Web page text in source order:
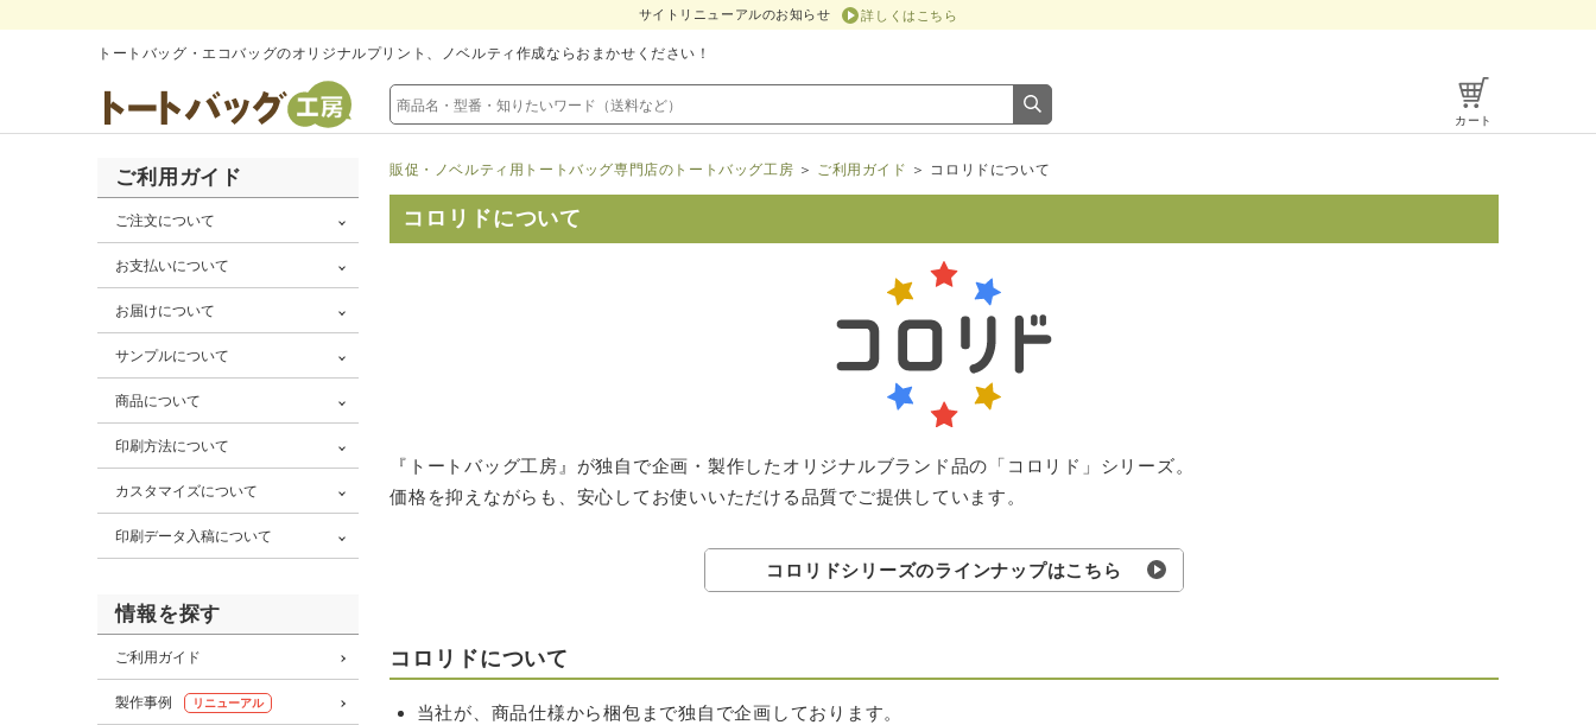
サイトリニューアルのお知らせ 詳しくはこちら
トートバッグ・エコバッグのオリジナルプリント、ノベルティ作成ならおまかせください！
カート
ご利用ガイド
ご注文について
お支払いについて
お届けについて
サンプルについて
商品について
印刷方法について
カスタマイズについて
印刷データ入稿について
情報を探す
ご利用ガイド
製作事例 リニューアル
販促・ノベルティ用トートバッグ専門店のトートバッグ工房 ＞ ご利用ガイド ＞ コロリドについて
コロリドについて
『トートバッグ工房』が独自で企画・製作したオリジナルブランド品の「コロリド」シリーズ。
価格を抑えながらも、安心してお使いいただける品質でご提供しています。
コロリドシリーズのラインナップはこちら
コロリドについて
当社が、商品仕様から梱包まで独自で企画しております。